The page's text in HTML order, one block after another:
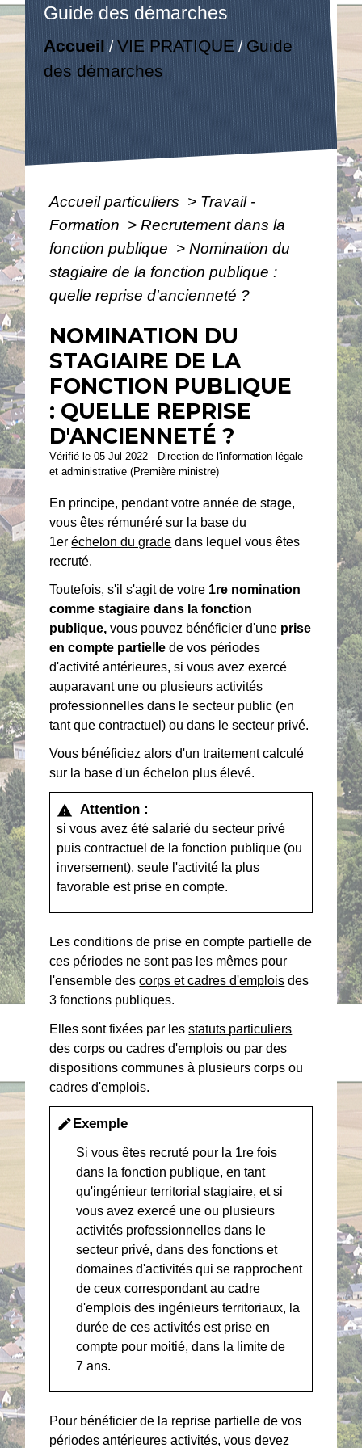
Guide des démarches
Accueil /VIE PRATIQUE / Guide
des démarches
Accueil particuliers > Travail -
Formation > Recrutement dans la
fonction publique > Nomination du
stagiaire de la fonction publique :
quelle reprise d'ancienneté ?
NOMINATION DU
STAGIAIRE DE LA
FONCTION PUBLIQUE
: QUELLE REPRISE
D'ANCIENNETÉ ?
Vérifié le 05 Jul 2022 - Direction de l'information légale
et administrative (Première ministre)
En principe, pendant votre année de stage,
vous êtes rémunéré sur la base du
1er échelon du grade dans lequel vous êtes
recruté.
Toutefois, s'il s'agit de votre 1re nomination
comme stagiaire dans la fonction
publique, vous pouvez bénéficier d'une prise
en compte partielle de vos périodes
d'activité antérieures, si vous avez exercé
auparavant une ou plusieurs activités
professionnelles dans le secteur public (en
tant que contractuel) ou dans le secteur privé.
Vous bénéficiez alors d'un traitement calculé
sur la base d'un échelon plus élevé.
warning Attention :
si vous avez été salarié du secteur privé
puis contractuel de la fonction publique (ou
inversement), seule l'activité la plus
favorable est prise en compte.
Les conditions de prise en compte partielle de
ces périodes ne sont pas les mêmes pour
l'ensemble descorps et cadres d'emplois des
3 fonctions publiques.
Elles sont fixées par lesstatuts particuliers
des corps ou cadres d'emplois ou par des
dispositions communes à plusieurs corps ou
cadres d'emplois.
editExemple
Si vous êtes recruté pour la 1re fois
dans la fonction publique, en tant
qu'ingénieur territorial stagiaire, et si
vous avez exercé une ou plusieurs
activités professionnelles dans le
secteur privé, dans des fonctions et
domaines d'activités qui se rapprochent
de ceux correspondant au cadre
d'emplois des ingénieurs territoriaux, la
durée de ces activités est prise en
compte pour moitié, dans la limite de
7 ans.
Pour bénéficier de la reprise partielle de vos
périodes antérieures activités, vous devez